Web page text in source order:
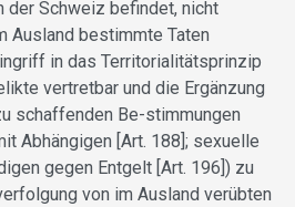
der Schweiz befindet, nicht
Ausland bestimmte Taten
in das Territorialitätsprinzip
vertretbar und die Ergänzung
schaffenden Be-stimmungen
Abhängigen [Art. 188]; sexuelle
gegen Entgelt [Art. 196]) zu
von im Ausland verübten